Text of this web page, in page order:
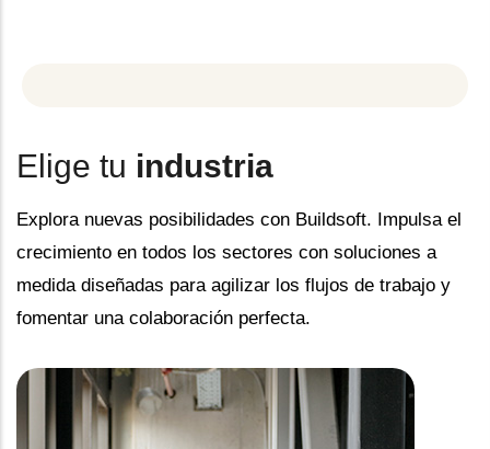
Elige tu industria
Explora nuevas posibilidades con Buildsoft. Impulsa el
crecimiento en todos los sectores con soluciones a
medida diseñadas para agilizar los flujos de trabajo y
fomentar una colaboración perfecta.